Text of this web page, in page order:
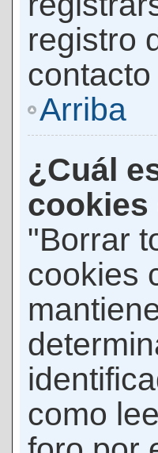
registro
Arriba
¿Cuál
cookies
"Borrar
cookies
como